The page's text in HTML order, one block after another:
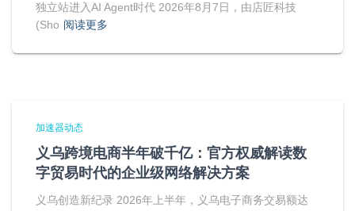
独立站进入AI Agent时代 2026年8月7日，由店匠科技
(Sho 阅读更多
加速器动态
义乌跨境电商半年破千亿：官方权威解读数
字贸易时代的企业级网络解决方案
义乌创造新纪录 2026年上半年，义乌电子商务交易额达